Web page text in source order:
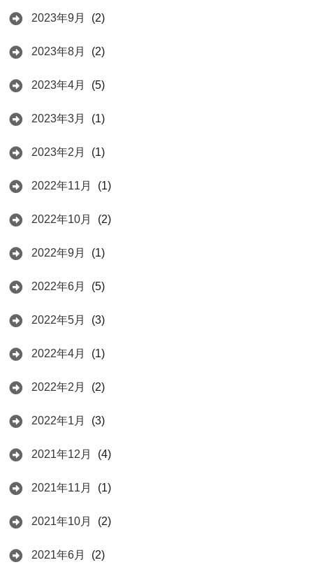
2023年9月 (2)
2023年8月 (2)
2023年4月 (5)
2023年3月 (1)
2023年2月 (1)
2022年11月 (1)
2022年10月 (2)
2022年9月 (1)
2022年6月 (5)
2022年5月 (3)
2022年4月 (1)
2022年2月 (2)
2022年1月 (3)
2021年12月 (4)
2021年11月 (1)
2021年10月 (2)
2021年6月 (2)